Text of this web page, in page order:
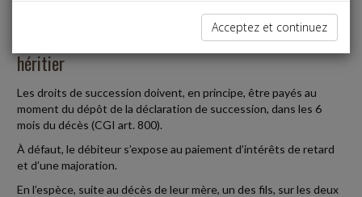
Paiement des droits de succession par un seul
héritier
Les droits de succession doivent, en principe, être payés au
moment du dépôt de la déclaration de succession, dans les 6
mois du décès (CGI art. 800).
À défaut, le débiteur s’expose au paiement d’intérêts de retard
et d’une majoration.
En l’espèce, suite au décès de leur mère, un des fils, sur les deux
Acceptez et continuez